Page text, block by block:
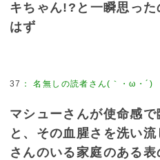
キちゃん!?と一瞬思っ
はず
37 ：名無しの読者さん(｀・ω・´)
マシューさんが使命感
と、その血腥さを洗い
さんのいる家庭のある表